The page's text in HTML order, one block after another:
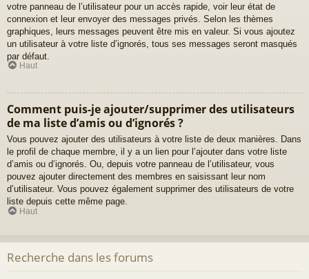
votre panneau de l’utilisateur pour un accès rapide, voir leur état de
connexion et leur envoyer des messages privés. Selon les thèmes
graphiques, leurs messages peuvent être mis en valeur. Si vous ajoutez
un utilisateur à votre liste d’ignorés, tous ses messages seront masqués
par défaut.
Haut
Comment puis-je ajouter/supprimer des utilisateurs
de ma liste d’amis ou d’ignorés ?
Vous pouvez ajouter des utilisateurs à votre liste de deux manières. Dans
le profil de chaque membre, il y a un lien pour l’ajouter dans votre liste
d’amis ou d’ignorés. Ou, depuis votre panneau de l’utilisateur, vous
pouvez ajouter directement des membres en saisissant leur nom
d’utilisateur. Vous pouvez également supprimer des utilisateurs de votre
liste depuis cette même page.
Haut
Recherche dans les forums